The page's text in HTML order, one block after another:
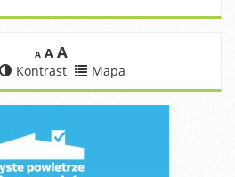
A A A
Kontrast Mapa